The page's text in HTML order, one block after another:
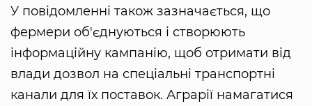
У повідомленні також зазначається, що
фермери об'єднуються і створюють
інформаційну кампанію, щоб отримати від
влади дозвол на спеціальні транспортні
канали для їх поставок. Аграрії намагатися